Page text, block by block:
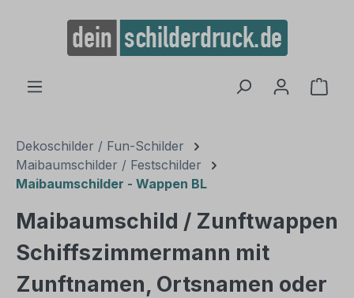
springen
Dekoschilder / Fun-Schilder
Maibaumschilder / Festschilder
Maibaumschilder - Wappen BL
Maibaumschild / Zunftwappen
Schiffszimmermann mit
Zunftnamen, Ortsnamen oder